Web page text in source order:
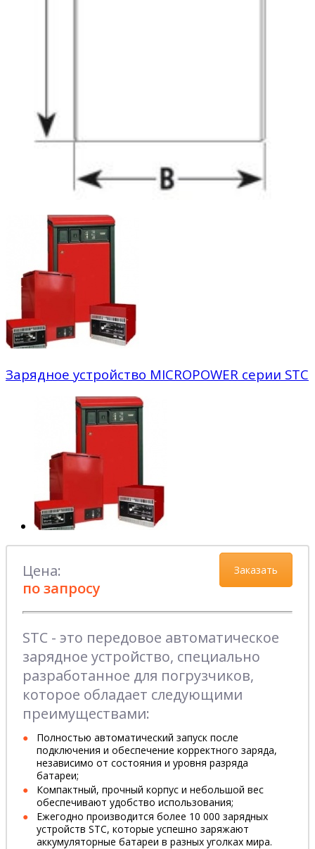
Зарядное устройство MICROPOWER серии STC
Заказать
Цена:
по запросу
STC - это передовое автоматическое
зарядное устройство, специально
разработанное для погрузчиков,
которое обладает следующими
преимуществами:
Полностью автоматический запуск после
подключения и обеспечение корректного заряда,
независимо от состояния и уровня разряда
батареи;
Компактный, прочный корпус и небольшой вес
обеспечивают удобство использования;
Ежегодно производится более 10 000 зарядных
устройств STC, которые успешно заряжают
аккумуляторные батареи в разных уголках мира.